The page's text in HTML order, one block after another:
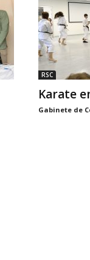
RSC
Karate
Gabinete de